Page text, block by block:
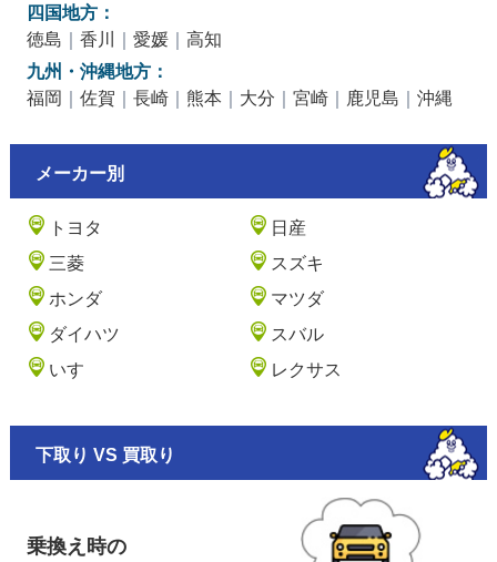
四国地方：
徳島 ｜ 香川 ｜ 愛媛｜ 高知
九州・沖縄地方：
福岡 ｜ 佐賀 ｜ 長崎｜ 熊本 ｜ 大分 ｜ 宮崎｜ 鹿児島 ｜ 沖縄
メーカー別
トヨタ
日産
三菱
スズキ
ホンダ
マツダ
ダイハツ
スバル
いすゞ
レクサス
下取り VS 買取り
乗換え時の